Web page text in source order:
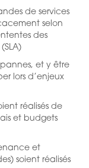
de services
selon
des
et y être
lors d’enjeux
réalisés de
et budgets
et
soient réalisés